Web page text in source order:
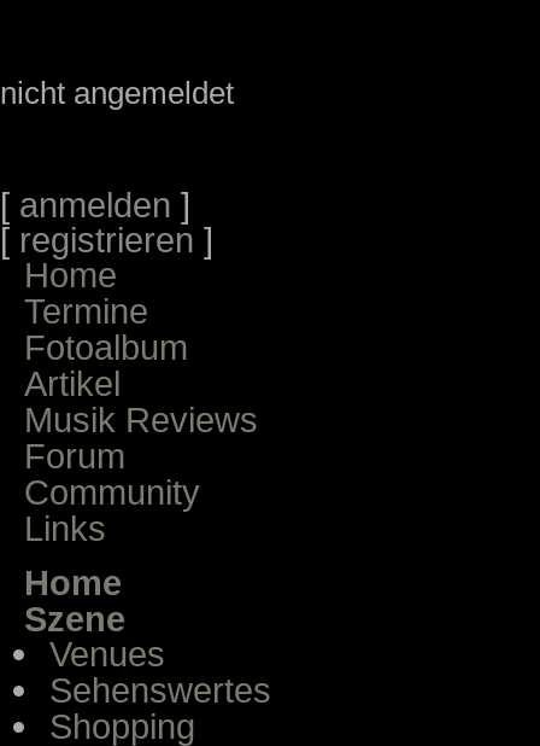
nicht angemeldet
[ anmelden ]
[ registrieren ]
Home
Termine
Fotoalbum
Artikel
Musik Reviews
Forum
Community
Links
Home
Szene
Venues
Sehenswertes
Shopping